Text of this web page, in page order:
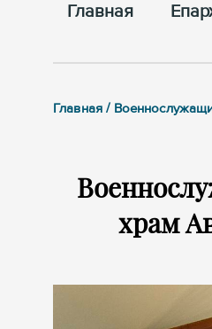
Главная
Главная /
храм